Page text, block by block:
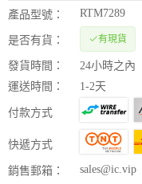
產品型號： RTM7289
是否有貨： 有現貨
發貨時間：
24小時之內
運送時間：
1-2天
付款方式
快遞方式
銷售郵箱：
sales@ic.vip